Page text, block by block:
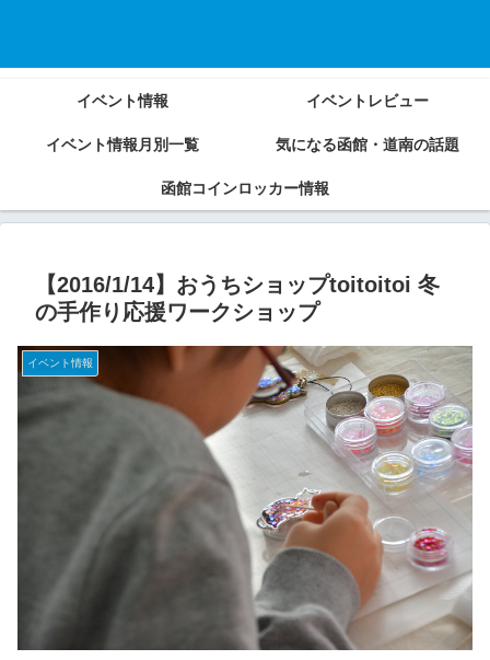
イベント情報 イベントレビュー
イベント情報月別一覧 気になる函館・道南の話題
函館コインロッカー情報
【2016/1/14】おうちショップtoitoitoi 冬
の手作り応援ワークショップ
イベント情報